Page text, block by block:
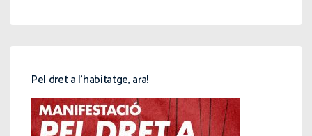
Pel dret a l’habitatge, ara!